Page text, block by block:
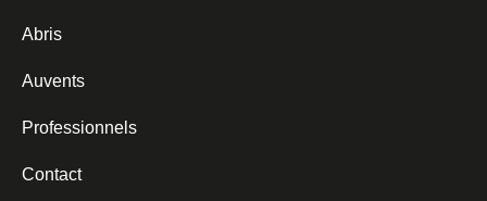
Abris
Auvents
Professionnels
Contact